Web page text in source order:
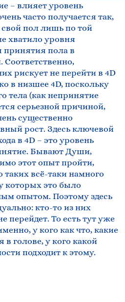
– влияет уровень
часто получается так,
пол лишь по той
хватило уровня
принятия пола в
рискует не перейти в 4D
в низшее 4D, поскольку
тела (как непринятие
серьезной причиной,
существенно
рост. Здесь ключевой
в 4D – это уровень
Бывают Души,
этот опыт пройти,
таких всё-таки намного
которых это было
опытом. Поэтому здесь
кто-то из них
перейдет. То есть тут уже
у кого как что, какие
голове, у кого какой
подходит к этому.